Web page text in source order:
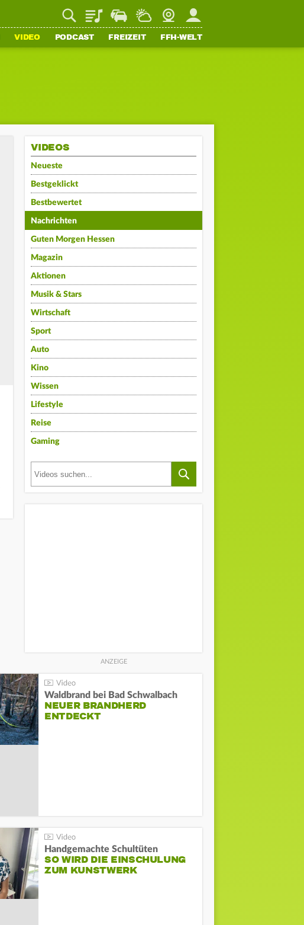
PlaylistStaupilotWetterWebcamMein FFH
VIDEO PODCAST FREIZEIT FFH-WELT
VIDEOS
Neueste
Bestgeklickt
Bestbewertet
Nachrichten
Guten Morgen Hessen
Magazin
Aktionen
Musik & Stars
Wirtschaft
Sport
Auto
Kino
Wissen
Lifestyle
Reise
Gaming
Waldbrand bei Bad Schwalbach
NEUER BRANDHERD
ENTDECKT
Handgemachte Schultüten
SO WIRD DIE EINSCHULUNG
ZUM KUNSTWERK